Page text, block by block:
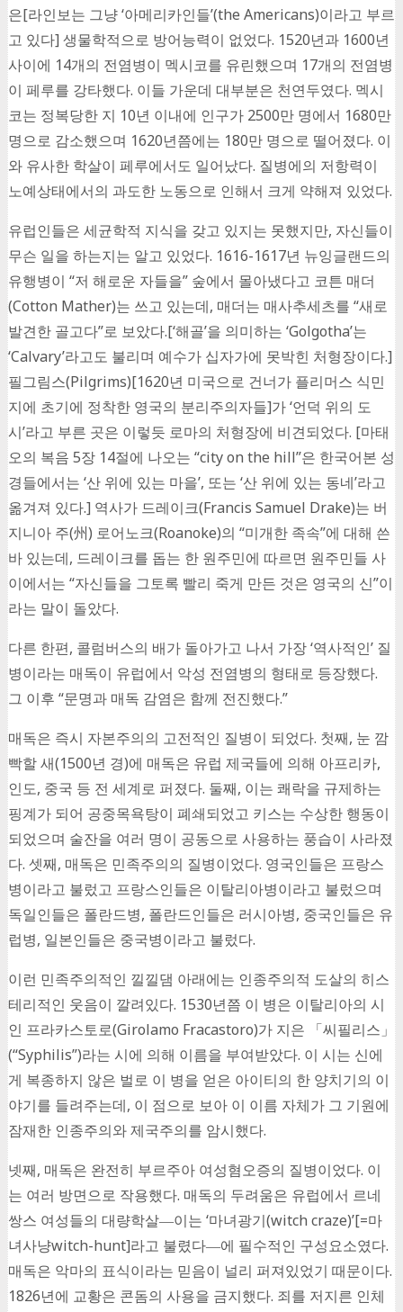
은[라인보는 그냥 ‘아메리카인들’(the Americans)이라고 부르
고 있다] 생물학적으로 방어능력이 없었다. 1520년과 1600년
사이에 14개의 전염병이 멕시코를 유린했으며 17개의 전염병
이 페루를 강타했다. 이들 가운데 대부분은 천연두였다. 멕시
코는 정복당한 지 10년 이내에 인구가 2500만 명에서 1680만
명으로 감소했으며 1620년쯤에는 180만 명으로 떨어졌다. 이
와 유사한 학살이 페루에서도 일어났다. 질병에의 저항력이
노예상태에서의 과도한 노동으로 인해서 크게 약해져 있었다.
유럽인들은 세균학적 지식을 갖고 있지는 못했지만, 자신들이
무슨 일을 하는지는 알고 있었다. 1616-1617년 뉴잉글랜드의
유행병이 “저 해로운 자들을” 숲에서 몰아냈다고 코튼 매더
(Cotton Mather)는 쓰고 있는데, 매더는 매사추세츠를 “새로
발견한 골고다”로 보았다.[‘해골’을 의미하는 ‘Golgotha’는
‘Calvary’라고도 불리며 예수가 십자가에 못박힌 처형장이다.]
필그림스(Pilgrims)[1620년 미국으로 건너가 플리머스 식민
지에 초기에 정착한 영국의 분리주의자들]가 ‘언덕 위의 도
시’라고 부른 곳은 이렇듯 로마의 처형장에 비견되었다. [마태
오의 복음 5장 14절에 나오는 “city on the hill”은 한국어본 성
경들에서는 ‘산 위에 있는 마을’, 또는 ‘산 위에 있는 동네’라고
옮겨져 있다.] 역사가 드레이크(Francis Samuel Drake)는 버
지니아 주(州) 로어노크(Roanoke)의 “미개한 족속”에 대해 쓴
바 있는데, 드레이크를 돕는 한 원주민에 따르면 원주민들 사
이에서는 “자신들을 그토록 빨리 죽게 만든 것은 영국의 신”이
라는 말이 돌았다.
다른 한편, 콜럼버스의 배가 돌아가고 나서 가장 ‘역사적인’ 질
병이라는 매독이 유럽에서 악성 전염병의 형태로 등장했다.
그 이후 “문명과 매독 감염은 함께 전진했다.”
매독은 즉시 자본주의의 고전적인 질병이 되었다. 첫째, 눈 깜
빡할 새(1500년 경)에 매독은 유럽 제국들에 의해 아프리카,
인도, 중국 등 전 세계로 퍼졌다. 둘째, 이는 쾌락을 규제하는
핑계가 되어 공중목욕탕이 폐쇄되었고 키스는 수상한 행동이
되었으며 술잔을 여러 명이 공동으로 사용하는 풍습이 사라졌
다. 셋째, 매독은 민족주의의 질병이었다. 영국인들은 프랑스
병이라고 불렀고 프랑스인들은 이탈리아병이라고 불렀으며
독일인들은 폴란드병, 폴란드인들은 러시아병, 중국인들은 유
럽병, 일본인들은 중국병이라고 불렀다.
이런 민족주의적인 낄낄댐 아래에는 인종주의적 도살의 히스
테리적인 웃음이 깔려있다. 1530년쯤 이 병은 이탈리아의 시
인 프라카스토로(Girolamo Fracastoro)가 지은 「씨필리스」
(“Syphilis”)라는 시에 의해 이름을 부여받았다. 이 시는 신에
게 복종하지 않은 벌로 이 병을 얻은 아이티의 한 양치기의 이
야기를 들려주는데, 이 점으로 보아 이 이름 자체가 그 기원에
잠재한 인종주의와 제국주의를 암시했다.
넷째, 매독은 완전히 부르주아 여성혐오증의 질병이었다. 이
는 여러 방면으로 작용했다. 매독의 두려움은 유럽에서 르네
쌍스 여성들의 대량학살―이는 ‘마녀광기(witch craze)’[=마
녀사냥witch-hunt]라고 불렸다―에 필수적인 구성요소였다.
매독은 악마의 표식이라는 믿음이 널리 퍼져있었기 때문이다.
1826년에 교황은 콘돔의 사용을 금지했다. 죄를 저지른 인체